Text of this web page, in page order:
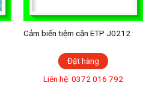
Cảm biến tiệm cận ETP J0212
Đặt hàng
Liên hệ: 0372 016 792